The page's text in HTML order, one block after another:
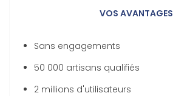
VOS AVANTAGES
Sans engagements
50 000 artisans qualifiés
2 millions d'utilisateurs